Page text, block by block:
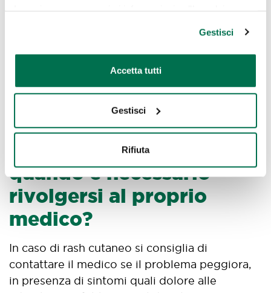
oppure cliccare su “GESTISCI” per scegliere quali
cookie
Gestisci
Accetta tutti
Gestisci
Rifiuta
In generale, si consiglia di evitare di sfregare o
grattare la pelle e di utilizzare il sapone o di
detergenti delicati, oltre a lasciare la zona
interessata il più possibile esposta all’aria.
In caso di rash cutaneo,
quando è necessario
rivolgersi al proprio
medico?
In caso di rash cutaneo si consiglia di
contattare il medico se il problema peggiora,
in presenza di sintomi quali dolore alle